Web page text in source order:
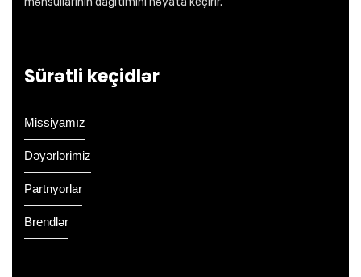
Sürətli keçidlər
Missiyamız
Dəyərlərimiz
Partnyorlar
Brendlər